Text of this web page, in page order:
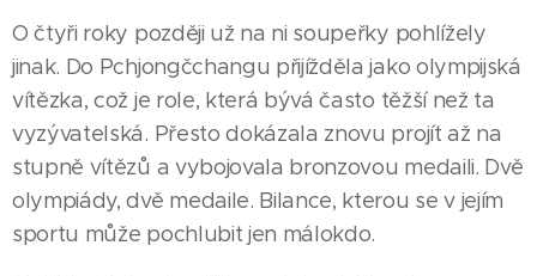
O čtyři roky později už na ni soupeřky pohlížely
jinak. Do Pchjongčchangu přijížděla jako olympijská
vítězka, což je role, která bývá často těžší než ta
vyzývatelská. Přesto dokázala znovu projít až na
stupně vítězů a vybojovala bronzovou medaili. Dvě
olympiády, dvě medaile. Bilance, kterou se v jejím
sportu může pochlubit jen málokdo.